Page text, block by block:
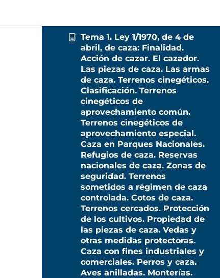
Tema 1. Ley 1/1970, de 4 de
abril, de caza: Finalidad.
Acción de cazar. El cazador.
Las piezas de caza. Las armas
de caza. Terrenos cinegéticos.
Clasificación. Terrenos
cinegéticos de
aprovechamiento común.
Terrenos cinegéticos de
aprovechamiento especial.
Caza en Parques Nacionales.
Refugios de caza. Reservas
nacionales de caza. Zonas de
seguridad. Terrenos
sometidos a régimen de caza
controlada. Cotos de caza.
Terrenos cercados. Protección
de los cultivos. Propiedad de
las piezas de caza. Vedas y
otras medidas protectoras.
Caza con fines industriales y
comerciales. Perros y caza.
Aves anilladas. Monterías.